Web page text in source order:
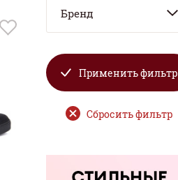
Бренд
Применить фильтр
Сбросить фильтр